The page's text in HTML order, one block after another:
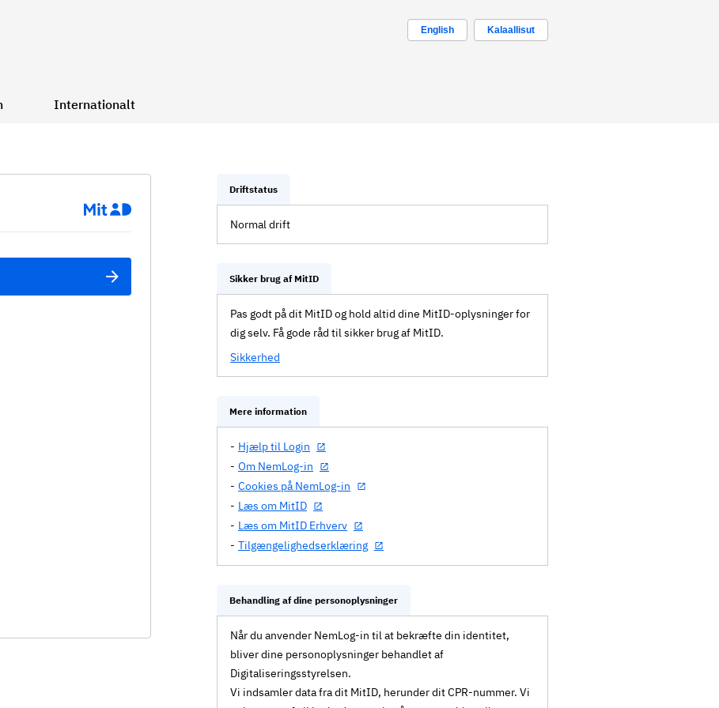
English Kalaallisut
Internationalt
Driftstatus
Normal drift
Sikker brug af MitID
Pas godt på dit MitID og hold altid dine MitID-oplysninger for
dig selv. Få gode råd til sikker brug af MitID.
Sikkerhed
Mere information
Hjælp til Login
Om NemLog-in
Cookies på NemLog-in
Læs om MitID
Læs om MitID Erhverv
Tilgængelighedserklæring
Behandling af dine personoplysninger
Når du anvender NemLog-in til at bekræfte din identitet,
bliver dine personoplysninger behandlet af
Digitaliseringsstyrelsen.
Vi indsamler data fra dit MitID, herunder dit CPR-nummer. Vi